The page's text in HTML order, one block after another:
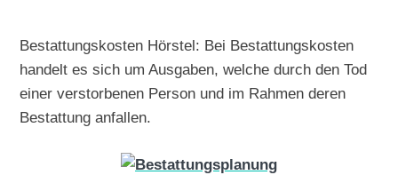
Bestattungskosten Hörstel: Bei Bestattungskosten
handelt es sich um Ausgaben, welche durch den Tod
einer verstorbenen Person und im Rahmen deren
Bestattung anfallen.